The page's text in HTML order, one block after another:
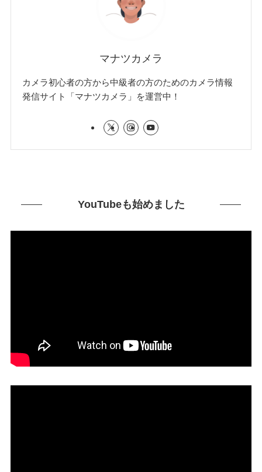
マナツカメラ
カメラ初心者の方から中級者の方のためのカメラ情報
発信サイト「マナツカメラ」を運営中！
YouTubeも始めました